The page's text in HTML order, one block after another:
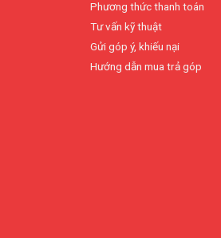
Phương thức thanh toán
Tư vấn kỹ thuật
Gửi góp ý, khiếu nại
Hướng dẫn mua trả góp